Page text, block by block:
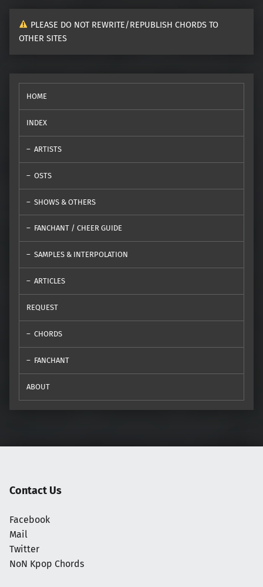
PLEASE DO NOT REWRITE/REPUBLISH CHORDS TO
OTHER SITES
HOME
INDEX
ARTISTS
OSTS
SHOWS & OTHERS
FANCHANT / CHEER GUIDE
SAMPLES & INTERPOLATION
ARTICLES
REQUEST
CHORDS
FANCHANT
ABOUT
Contact Us
Facebook
Mail
Twitter
NoN Kpop Chords